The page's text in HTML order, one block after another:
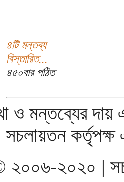
৪টি মন্তব্য
বিস্তারিত...
৪৫০বার পঠিত
ও মন্তব্যের দায়
সচলায়তন
২০০৬-২০২০ |